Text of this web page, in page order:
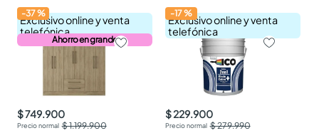
Exclusivo online y venta
telefónica
Ahorro en grande
-37%
$ 749.900
$ 1.199.900
Exclusivo online y venta
telefónica
-17%
$ 229.900
$ 279.990